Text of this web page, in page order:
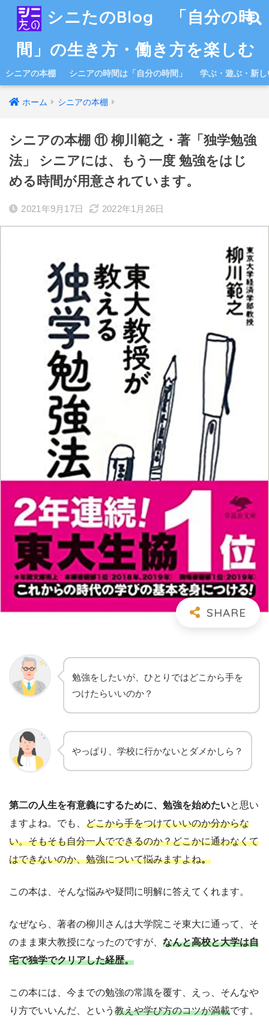
シニたのBlog 「自分の時
間」の生き方・働き方を楽しむ
シニアの本棚 シニアの時間は「自分の時間」 学ぶ・遊ぶ・新
ホーム シニアの本棚
シニアの本棚 ⑪ 柳川範之・著「独学勉強
法」 シニアには、もう一度 勉強をはじ
める時間が用意されています。
2021年9月17日 2022年1月26日
勉強をしたいが、ひとりではどこから手を
つけたらいいのか？
やっぱり、学校に行かないとダメかしら？
第二の人生を有意義にするために、勉強を始めたいと思い
ますよね。でも、 どこから手をつけていいのか分からな
い。そもそも自分一人でできるのか？どこかに通わなくて
はできないのか、勉強について悩みますよね。
この本は、そんな悩みや疑問に明解に答えてくれます。
なぜなら、著者の柳川さんは大学院こそ東大に通って、そ
のまま東大教授になったのですが、 なんと高校と大学は自
宅で独学でクリアした経歴。
この本には、今までの勉強の常識を覆す、えっ、そんなや
り方でいいんだ、という 教えや学び方のコツが満載です。